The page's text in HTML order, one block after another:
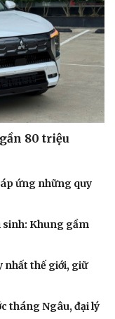
80 triệu
ứng những quy
Khung gầm
nhất thế giới, giữ
tháng Ngâu, đại lý